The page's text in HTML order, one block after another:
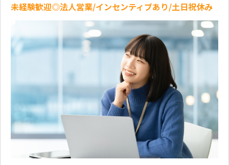
未経験歓迎◎法人営業/インセンティブあり/土日祝休み